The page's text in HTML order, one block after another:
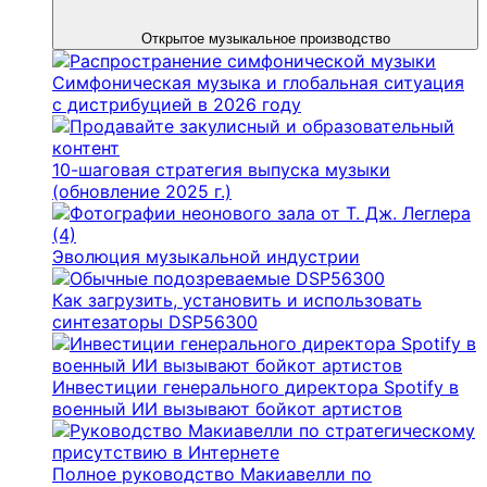
Открытое музыкальное производство
Симфоническая музыка и глобальная ситуация
с дистрибуцией в 2026 году
10-шаговая стратегия выпуска музыки
(обновление 2025 г.)
Эволюция музыкальной индустрии
Как загрузить, установить и использовать
синтезаторы DSP56300
Инвестиции генерального директора Spotify в
военный ИИ вызывают бойкот артистов
Полное руководство Макиавелли по